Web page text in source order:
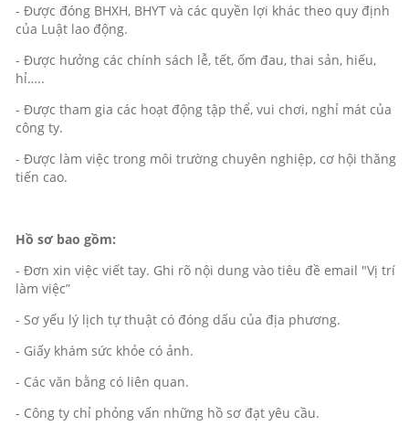
- Được đóng BHXH, BHYT và các quyền lợi khác theo quy định
của Luật lao động.
- Được hưởng các chính sách lễ, tết, ốm đau, thai sản, hiếu,
hỉ…..
- Được tham gia các hoạt động tập thể, vui chơi, nghỉ mát của
công ty.
- Được làm việc trong môi trường chuyên nghiệp, cơ hội thăng
tiến cao.
Hồ sơ bao gồm:
- Đơn xin việc viết tay. Ghi rõ nội dung vào tiêu đề email "Vị trí
làm việc”
- Sơ yếu lý lịch tự thuật có đóng dấu của địa phương.
- Giấy khám sức khỏe có ảnh.
- Các văn bằng có liên quan.
- Công ty chỉ phỏng vấn những hồ sơ đạt yêu cầu.